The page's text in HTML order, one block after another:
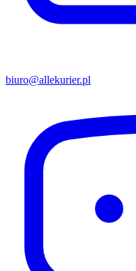
biuro@allekurier.pl